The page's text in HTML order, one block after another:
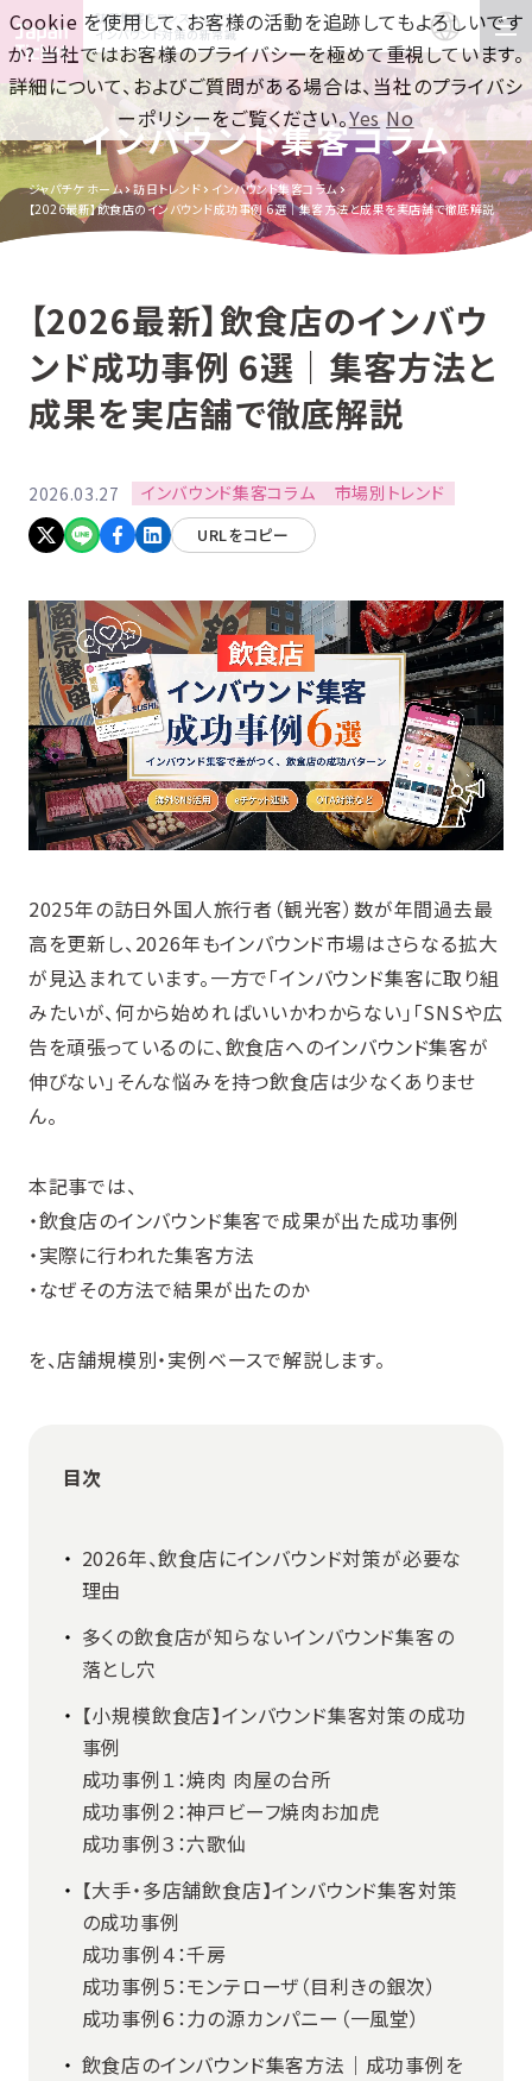
訪日集客をワンストップで！
インバウンド対策の新常識
インバウンド集客コラム
ジャパチケ ホーム 訪日トレンド
インバウンド集客コラム
【2026最新】飲食店のインバウンド成功事例 6選｜集客方法と成果を実店舗で徹底解説
【2026最新】飲食店のインバウ
ンド成功事例 6選｜集客方法と
成果を実店舗で徹底解説
2026.03.27 インバウンド集客コラム 市場別トレンド
URLをコピー
2025年の訪日外国人旅行者（観光客）数が年間過去最
高を更新し、2026年もインバウンド市場はさらなる拡大
が見込まれています。一方で「インバウンド集客に取り組
みたいが、何から始めればいいかわからない」「SNSや広
告を頑張っているのに、飲食店へのインバウンド集客が
伸びない」そんな悩みを持つ飲食店は少なくありませ
ん。
本記事では、
・飲食店のインバウンド集客で成果が出た成功事例
・実際に行われた集客方法
・なぜその方法で結果が出たのか
を、店舗規模別・実例ベースで解説します。
目次
2026年、飲食店にインバウンド対策が必要な
理由
多くの飲食店が知らないインバウンド集客の
落とし穴
【小規模飲食店】インバウンド集客対策の成功
事例
成功事例１：焼肉 肉屋の台所
成功事例２：神戸ビーフ焼肉お加虎
成功事例３：六歌仙
【大手・多店舗飲食店】インバウンド集客対策
の成功事例
成功事例４：千房
成功事例５：モンテローザ（目利きの銀次）
成功事例６：力の源カンパニー（一風堂）
飲食店のインバウンド集客方法｜成功事例を
Cookie を使用して、お客様の活動を追跡してもよろしいです
か? 当社ではお客様のプライバシーを極めて重視しています。
詳細について、およびご質問がある場合は、当社のプライバシ
ーポリシーをご覧ください。Yes No